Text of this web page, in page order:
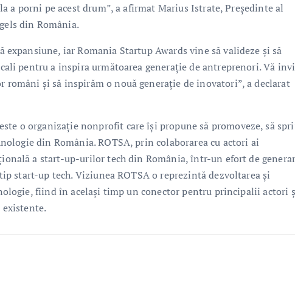
a porni pe acest drum”, a afirmat Marius Istrate, Președinte al
din România.
iar Romania Startup Awards vine să valideze și să
pentru a inspira următoarea generație de antreprenori. Vă
români și să inspirăm o nouă generație de inovatori”, a declarat
o organizație nonprofit care își propune să promoveze, să
din România. ROTSA, prin colaborarea cu actori ai
a start-up-urilor tech din România, într-un efort de
start-up tech. Viziunea ROTSA o reprezintă dezvoltarea și
fiind în același timp un conector pentru principalii actori